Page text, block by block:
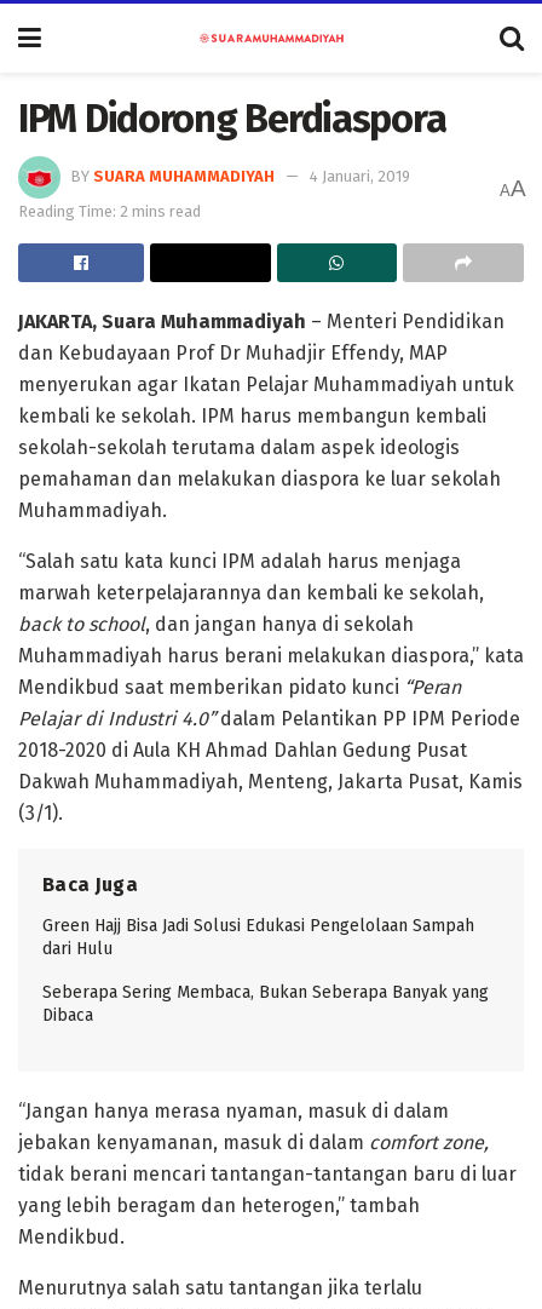
IPM Didorong Berdiaspora
BY SUARA MUHAMMADIYAH
4 Januari, 2019
Reading Time: 2 mins read
AA
JAKARTA, Suara Muhammadiyah – Menteri Pendidikan
dan Kebudayaan Prof Dr Muhadjir Effendy, MAP
menyerukan agar Ikatan Pelajar Muhammadiyah untuk
kembali ke sekolah. IPM harus membangun kembali
sekolah-sekolah terutama dalam aspek ideologis
pemahaman dan melakukan diaspora ke luar sekolah
Muhammadiyah.
“Salah satu kata kunci IPM adalah harus menjaga
marwah keterpelajarannya dan kembali ke sekolah,
back to school, dan jangan hanya di sekolah
Muhammadiyah harus berani melakukan diaspora,” kata
Mendikbud saat memberikan pidato kunci “Peran
Pelajar di Industri 4.0”dalam Pelantikan PP IPM Periode
2018-2020 di Aula KH Ahmad Dahlan Gedung Pusat
Dakwah Muhammadiyah, Menteng, Jakarta Pusat, Kamis
(3/1).
Baca Juga
Green Hajj Bisa Jadi Solusi Edukasi Pengelolaan Sampah
dari Hulu
Seberapa Sering Membaca, Bukan Seberapa Banyak yang
Dibaca
“Jangan hanya merasa nyaman, masuk di dalam
jebakan kenyamanan, masuk di dalam comfort zone,
tidak berani mencari tantangan-tantangan baru di luar
yang lebih beragam dan heterogen,” tambah
Mendikbud.
Menurutnya salah satu tantangan jika terlalu